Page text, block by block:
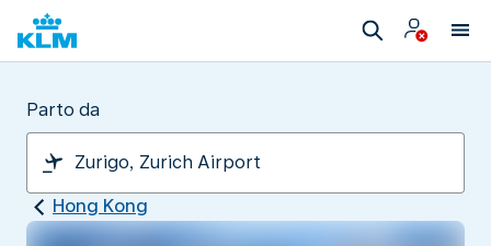
Parto da
Hong Kong